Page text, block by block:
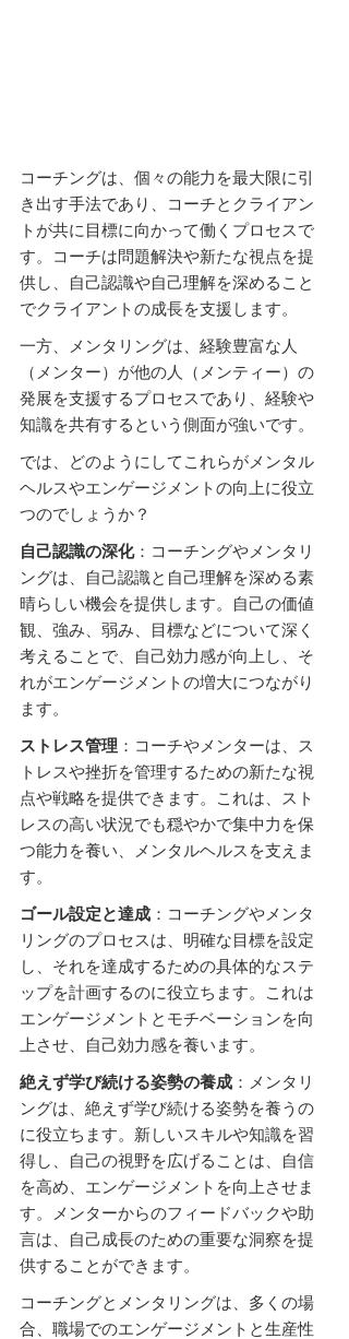
コーチングは、個々の能力を最大限に引
き出す手法であり、コーチとクライアン
トが共に目標に向かって働くプロセスで
す。コーチは問題解決や新たな視点を提
供し、自己認識や自己理解を深めること
でクライアントの成長を支援します。
一方、メンタリングは、経験豊富な人
（メンター）が他の人（メンティー）の
発展を支援するプロセスであり、経験や
知識を共有するという側面が強いです。
では、どのようにしてこれらがメンタル
ヘルスやエンゲージメントの向上に役立
つのでしょうか？
自己認識の深化：コーチングやメンタリ
ングは、自己認識と自己理解を深める素
晴らしい機会を提供します。自己の価値
観、強み、弱み、目標などについて深く
考えることで、自己効力感が向上し、そ
れがエンゲージメントの増大につながり
ます。
ストレス管理 ：コーチやメンターは、ス
トレスや挫折を管理するための新たな視
点や戦略を提供できます。これは、スト
レスの高い状況でも穏やかで集中力を保
つ能力を養い、メンタルヘルスを支えま
す。
ゴール設定と達成 ：コーチングやメンタ
リングのプロセスは、明確な目標を設定
し、それを達成するための具体的なステ
ップを計画するのに役立ちます。これは
エンゲージメントとモチベーションを向
上させ、自己効力感を養います。
絶えず学び続ける姿勢の養成 ：メンタリ
ングは、絶えず学び続ける姿勢を養うの
に役立ちます。新しいスキルや知識を習
得し、自己の視野を広げることは、自信
を高め、エンゲージメントを向上させま
す。メンターからのフィードバックや助
言は、自己成長のための重要な洞察を提
供することができます。
コーチングとメンタリングは、多くの場
合、職場でのエンゲージメントと生産性